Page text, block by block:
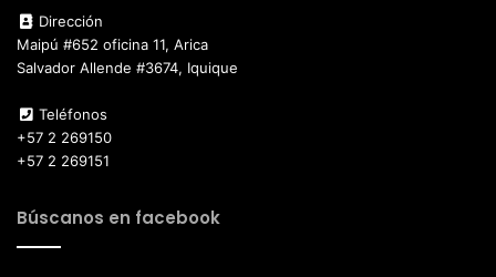
Dirección
Maipú #652 oficina 11, Arica
Salvador Allende #3674, Iquique
Teléfonos
+57 2 269150
+57 2 269151
Búscanos en facebook